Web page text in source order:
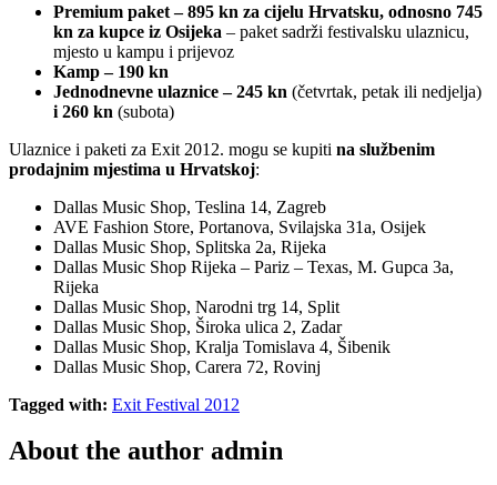
Premium paket – 895 kn za cijelu Hrvatsku, odnosno 745
kn za kupce iz Osijeka – paket sadrži festivalsku ulaznicu,
mjesto u kampu i prijevoz
Kamp – 190 kn
Jednodnevne ulaznice – 245 kn (četvrtak, petak ili nedjelja)
i 260 kn (subota)
Ulaznice i paketi za Exit 2012. mogu se kupiti na službenim
prodajnim mjestima u Hrvatskoj:
Dallas Music Shop, Teslina 14, Zagreb
AVE Fashion Store, Portanova, Svilajska 31a, Osijek
Dallas Music Shop, Splitska 2a, Rijeka
Dallas Music Shop Rijeka – Pariz – Texas, M. Gupca 3a,
Rijeka
Dallas Music Shop, Narodni trg 14, Split
Dallas Music Shop, Široka ulica 2, Zadar
Dallas Music Shop, Kralja Tomislava 4, Šibenik
Dallas Music Shop, Carera 72, Rovinj
Tagged with: Exit Festival 2012
About the author admin